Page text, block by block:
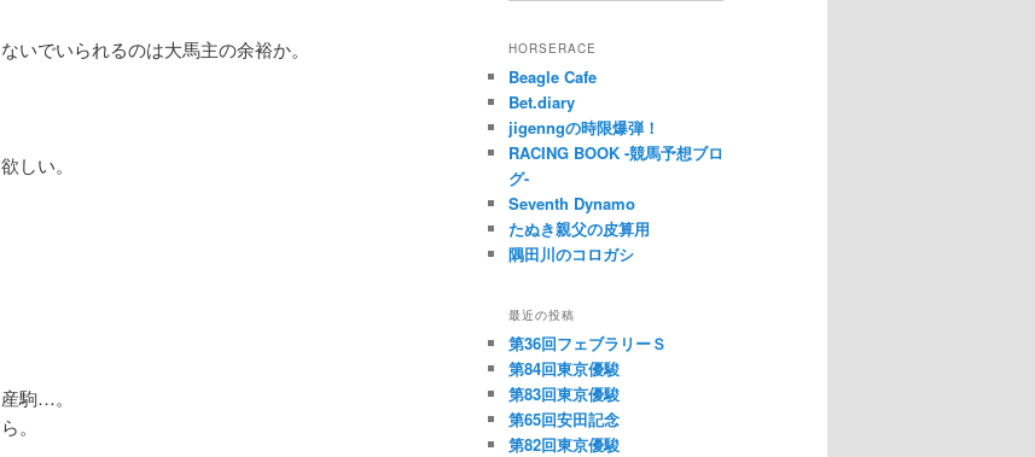
いでいられるのは大馬主の余裕か。
しい。
駒…。
。
HORSERACE
Beagle Cafe
Bet.diary
jigenngの時限爆弾！
RACING BOOK -競馬予想ブロ
グ-
Seventh Dynamo
たぬき親父の皮算用
隅田川のコロガシ
最近の投稿
第36回フェブラリーＳ
第84回東京優駿
第83回東京優駿
第65回安田記念
第82回東京優駿